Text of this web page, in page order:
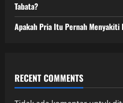
Tabata?
Apakah Pria Itu Pernah Menyakiti
RECENT COMMENTS